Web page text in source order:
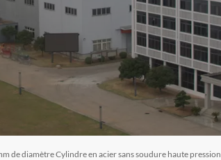
de diamètre Cylindre en acier sans soudure haute pression